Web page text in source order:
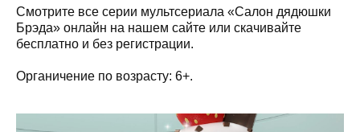
Смотрите все серии мультсериала «Салон дядюшки
Брэда» онлайн на нашем сайте или скачивайте
бесплатно и без регистрации.
Органичение по возрасту: 6+.